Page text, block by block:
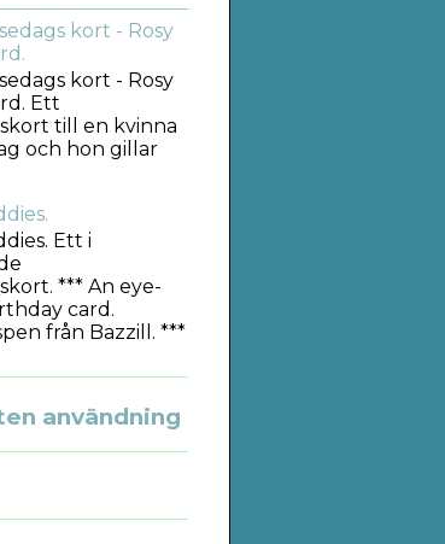
kort - Rosy
kort - Rosy
Ett
till en kvinna
och hon gillar
Ett i
*** An eye-
card.
från Bazzill. ***
användning